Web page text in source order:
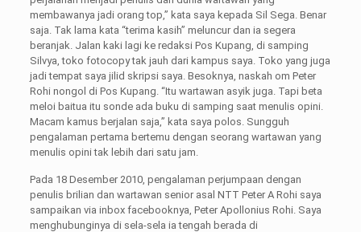
membawanya jadi orang top,” kata saya kepada Sil Sega. Benar
saja. Tak lama kata “terima kasih” meluncur dan ia segera
beranjak. Jalan kaki lagi ke redaksi Pos Kupang, di samping
Silvya, toko fotocopy tak jauh dari kampus saya. Toko yang juga
jadi tempat saya jilid skripsi saya. Besoknya, naskah om Peter
Rohi nongol di Pos Kupang. “Itu wartawan asyik juga. Tapi beta
meloi baitua itu sonde ada buku di samping saat menulis opini.
Macam kamus berjalan saja,” kata saya polos. Sungguh
pengalaman pertama bertemu dengan seorang wartawan yang
menulis opini tak lebih dari satu jam.
Pada 18 Desember 2010, pengalaman perjumpaan dengan
penulis brilian dan wartawan senior asal NTT Peter A Rohi saya
sampaikan via inbox facebooknya, Peter Apollonius Rohi. Saya
menghubunginya di sela-sela ia tengah berada di